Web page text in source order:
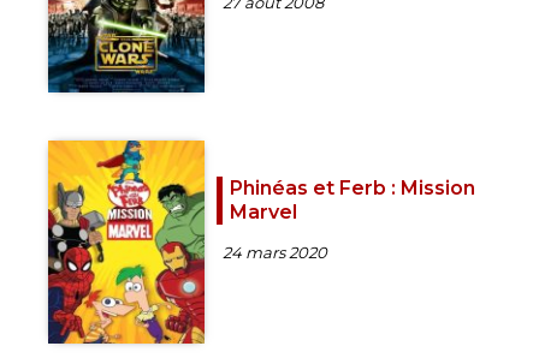
Phinéas et Ferb : Mission
Marvel
24 mars 2020